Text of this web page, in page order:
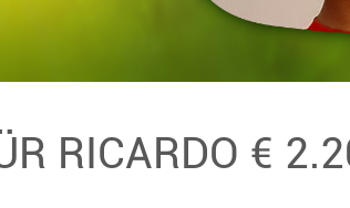
RICARDO €